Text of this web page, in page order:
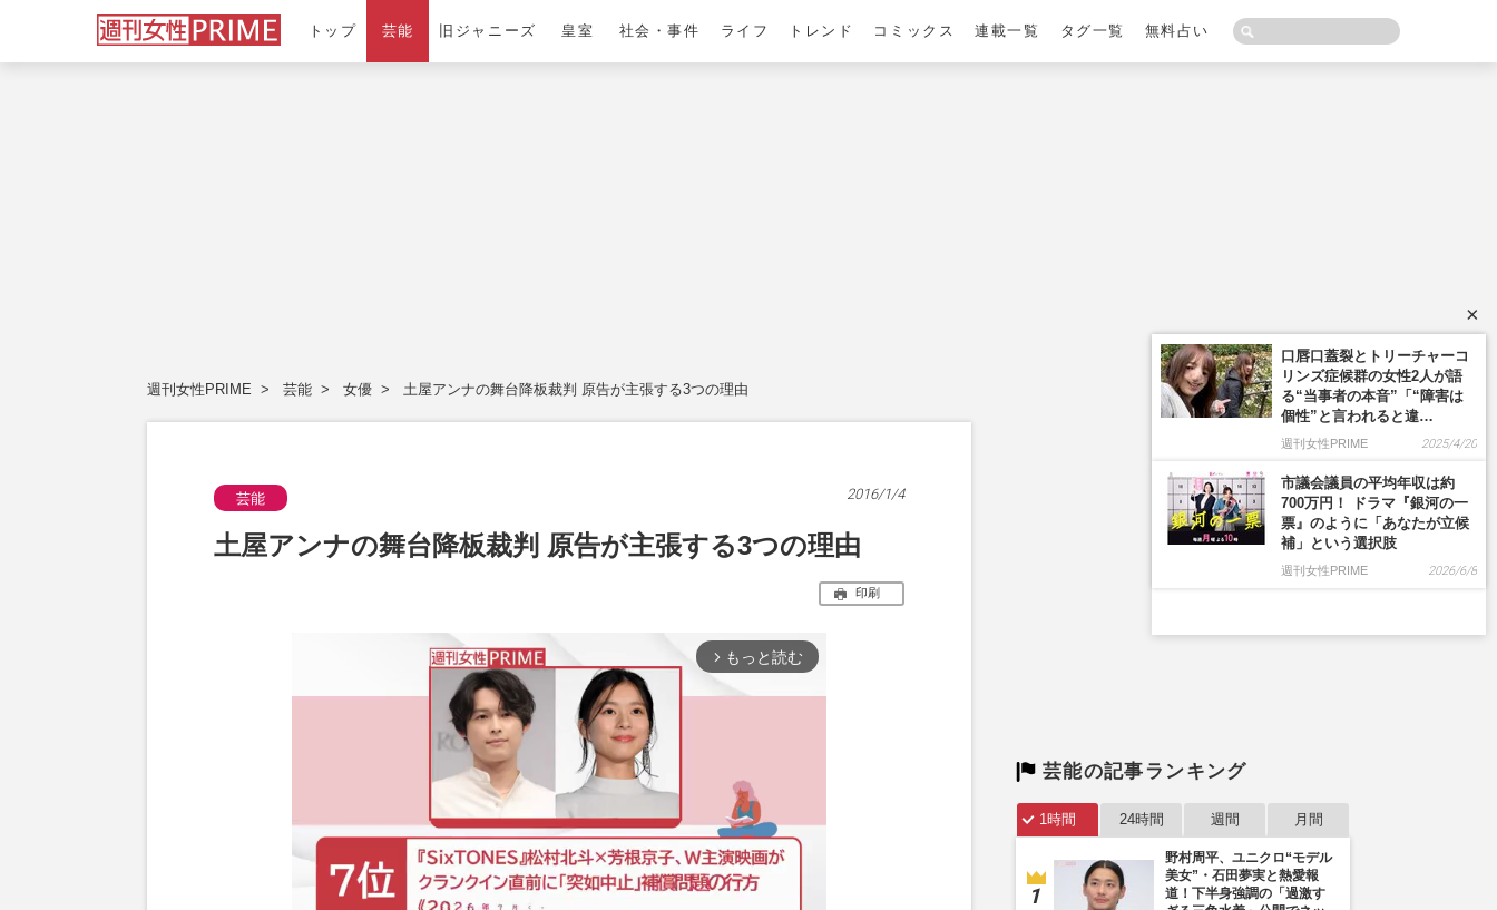
トップ 芸能 旧ジャニーズ 皇室 社会・事件 ライフ トレンド コミックス 連載一覧 タグ一覧 無料占い
週刊女性PRIME 芸能 女優 土屋アンナの舞台降板裁判 原告が主張する3つの理由
芸能 2016/1/4
土屋アンナの舞台降板裁判 原告が主張する3つの理由
印刷
arrow_forward_ios もっと読む
芸能の記事ランキング
1時間 24時間 週間 月間
野村周平、ユニクロ“モデル
美女”・石田夢実と熱愛報
道！下半身強調の「過激す
×
口唇口蓋裂とトリーチャーコ
リンズ症候群の女性2人が語
る“当事者の本音”「“障害は
個性”と言われると違…
週刊女性PRIME 2025/4/20
市議会議員の平均年収は約
700万円！ ドラマ『銀河の一
票』のように「あなたが立候
補」という選択肢
週刊女性PRIME 2026/6/8